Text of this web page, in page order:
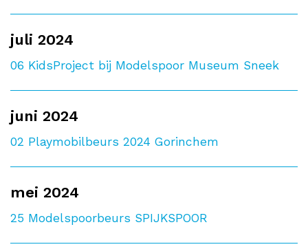
juli 2024
06 KidsProject bij Modelspoor Museum Sneek
juni 2024
02 Playmobilbeurs 2024 Gorinchem
mei 2024
25 Modelspoorbeurs SPIJKSPOOR